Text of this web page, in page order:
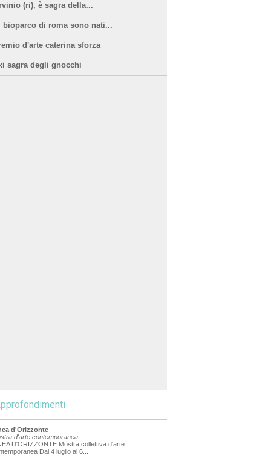
(ri), è sagra della...
bioparco di roma sono nati...
d'arte caterina sforza
sagra degli gnocchi
d'Orizzonte
d'arte contemporanea
D'ORIZZONTE Mostra collettiva d'arte
Dal 4 luglio al 6...